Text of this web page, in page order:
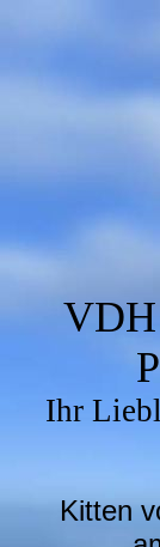
Ihr
Kitten